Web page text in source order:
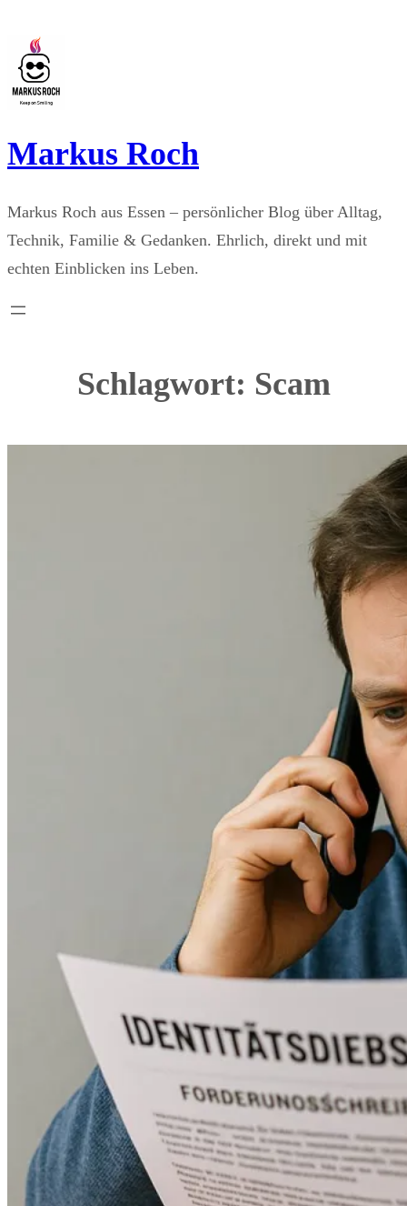
Inhalt
springen
Markus Roch
Markus Roch aus Essen – persönlicher Blog über Alltag,
Technik, Familie & Gedanken. Ehrlich, direkt und mit
echten Einblicken ins Leben.
Schlagwort: Scam